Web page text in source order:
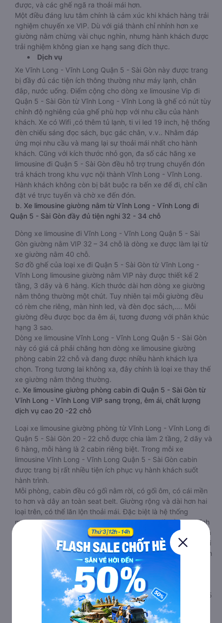
được, và các ghế ngã ra thoải mái hơn.
Một điều đáng lưu tâm chính là cảm xúc khi khách hàng trải
nghiệm chuyến xe VIP. Dù với giá thành chỉ nhỉnh hơn xe
giường nằm chừng vài chục nghìn, nhưng hành khách được
trải nghiệm không gian xe hạng sang đích thực.
Dịch vụ
Xe Vĩnh Long - Vĩnh Long Quận 5 - Sài Gòn này được trang
bị đầy đủ các tiện ích thông thường như máy lạnh, chăn
đắp, nước uống. Điểm cộng cho dòng xe limousine Vip đi
Quận 5 - Sài Gòn từ Vĩnh Long - Vĩnh Long là ghế có nút tùy
chỉnh độ nghiêng của ghế phù hợp với nhu cầu của hành
khách. Xe có Wifi ,có thêm tủ lạnh, ti vi led 19 inch, hệ thống
đèn chiếu sáng đọc sách, bục gác chân, v.v.. Nhằm đáp
ứng mọi nhu cầu và mang lại sự thoải mái nhất cho hành
khách. Cũng với kích thước nhỏ gọn, đa số các hãng xe
limousine đi Quận 5 - Sài Gòn đều hỗ trợ trung chuyển đón
trả khách trong khu vực nội thành Vĩnh Long - Vĩnh Long.
Hành khách không còn bị bắt buộc ra bến xe để đi, chỉ cần
đặt vé trực tuyến và chờ xe đến đón.
b. Xe limousine giường nằm từ Vĩnh Long - Vĩnh Long đi
Quận 5 - Sài Gòn đầy đủ tiện nghi 32 - 34 chỗ
Dòng xe limousine đi Vĩnh Long - Vĩnh Long Quận 5 - Sài
Gòn giường nằm VIP 32 – 34 chỗ là dòng xe được làm lại từ
xe giường nằm 40 chỗ.
Sơ đồ ghế của loại xe đi Quận 5 - Sài Gòn từ Vĩnh Long -
Vĩnh Long limousine giường nằm VIP này được thiết kế 2
tầng, 3 dãy và 6 hàng. Kích thước dài hơn dòng xe giường
nằm thông thường một chút. Tuy nhiên tại mỗi giường đều
có rèm che riêng, màn hình led, và đèn đọc sách,…. Mỗi
giường đều được bọc da êm ái, tương đương với phân khúc
hạng 3 sao.
Dòng xe limousine Vĩnh Long - Vĩnh Long Quận 5 - Sài Gòn
này có giá cả phải chăng hơn dòng xe limousine giường
phòng cabin 22 chỗ và đang được nhiều hành khách lựa
chọn. Trong tương lai không xa, đây chính là loại xe thay thế
xe giường nằm thông thường.
c. Xe limousine giường phòng cabin đi Quận 5 - Sài Gòn từ
Vĩnh Long - Vĩnh Long VIP sang trọng, êm ái, chất lượng
dịch vụ cao 20 -22 chỗ
Loại xe limousine giường phòng từ Vĩnh Long - Vĩnh Long đi
Quận 5 - Sài Gòn 20 - 22 chỗ được chia làm 2 tầng, 2 dãy và
6 hàng, mỗi hàng là 2 cabin riêng biệt. Trong mỗi xe
limousine Vĩnh Long - Vĩnh Long Quận 5 - Sài Gòn cabin
được trang bị rất nhiều tiện ích phục vụ hành khách suốt
hành trình.
Mỗi phòng, cabin đều có gối nằm rời, có gối ôm, có cái mền
to hơn và dây an toàn seat belt. Giường rộng và dài hơn hai
loại trên, có thể lăn lộn thoải mái. Đặc biệt là hệ thống
massage sẽ giúp bạn thư giãn trong những giờ nằm xe Vĩnh
Long - Vĩnh Long đến Quận 5 - Sài Gòn dài. Bảng điều khiển
chính nằm ngay cạnh đầu để tiện tay tuỳ chỉnh gồm: một cái
nút to đùng để gọi tiếp viên, 2 cổng USB , 1 jack cắm 3.5mm
và 3 cái nút có biểu tượng nguồn dùng để tắt/mở dàn đèn
chính của buồng nằm chạy dọc trên đầu, đèn dưới chân và
màn hình tv có đầy đủ phim chuẩn HD phục vụ hành khách
giải trí trong chuyến đi từ Vĩnh Long - Vĩnh Long đến Quận 5
- Sài Gòn.
Lưu ý 2 cabin cuối thường thiết kế nhỏ hơn phù hợp với